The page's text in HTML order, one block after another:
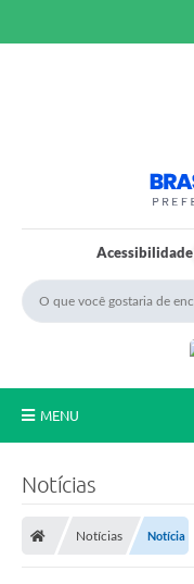
Acessibilidade
MENU
Notícias
Notícias Notícia